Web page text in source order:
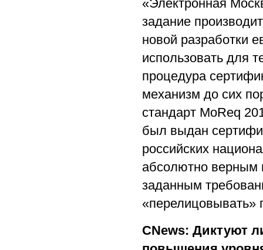
«Электронная
задание
новой разработки
использовать для
процедура
механизм до сих
стандарт MoReq
был выдан
российских
абсолютно верным
заданным
«перелицовывать»
CNews: Диктуют